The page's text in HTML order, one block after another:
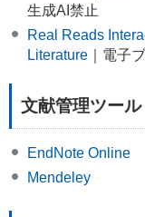
生成AI禁止
Real Reads
Literature ｜電子
文献管理ツール
EndNote Online
Mendeley